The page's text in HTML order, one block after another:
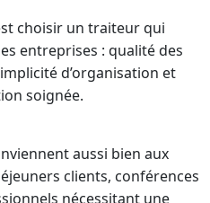
choisir un traiteur qui
entreprises : qualité des
d’organisation et
soignée.
aussi bien aux
clients, conférences
nécessitant une